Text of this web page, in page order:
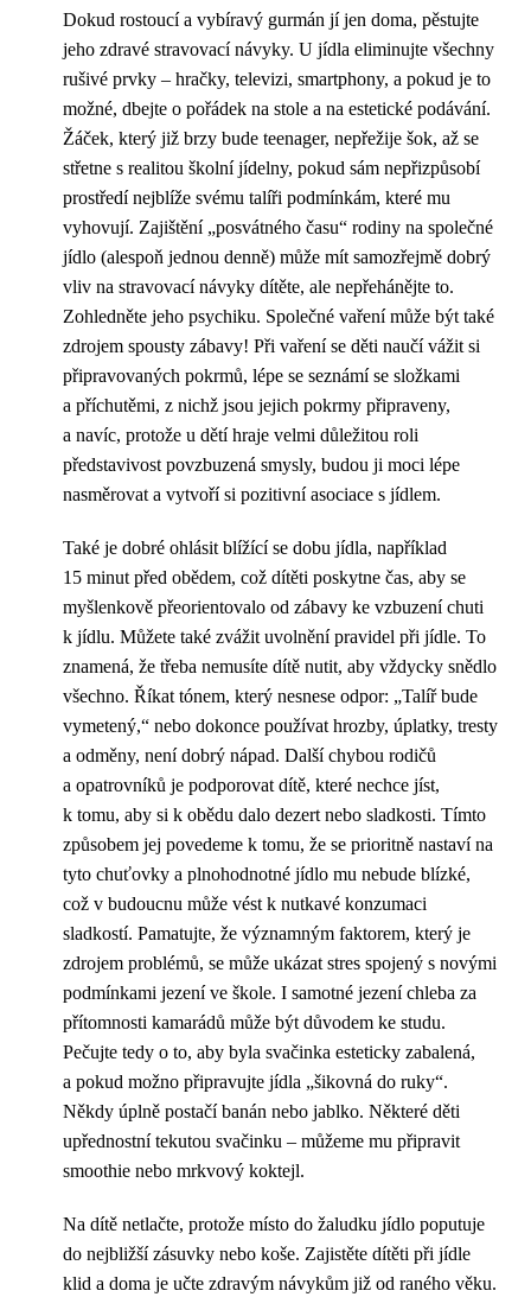
Dokud rostoucí a vybíravý gurmán jí jen doma, pěstujte
jeho zdravé stravovací návyky. U jídla eliminujte všechny
rušivé prvky – hračky, televizi, smartphony, a pokud je to
možné, dbejte o pořádek na stole a na estetické podávání.
Žáček, který již brzy bude teenager, nepřežije šok, až se
střetne s realitou školní jídelny, pokud sám nepřizpůsobí
prostředí nejblíže svému talíři podmínkám, které mu
vyhovují. Zajištění „posvátného času“ rodiny na společné
jídlo (alespoň jednou denně) může mít samozřejmě dobrý
vliv na stravovací návyky dítěte, ale nepřehánějte to.
Zohledněte jeho psychiku. Společné vaření může být také
zdrojem spousty zábavy! Při vaření se děti naučí vážit si
připravovaných pokrmů, lépe se seznámí se složkami
a příchutěmi, z nichž jsou jejich pokrmy připraveny,
a navíc, protože u dětí hraje velmi důležitou roli
představivost povzbuzená smysly, budou ji moci lépe
nasměrovat a vytvoří si pozitivní asociace s jídlem.
Také je dobré ohlásit blížící se dobu jídla, například
15 minut před obědem, což dítěti poskytne čas, aby se
myšlenkově přeorientovalo od zábavy ke vzbuzení chuti
k jídlu. Můžete také zvážit uvolnění pravidel při jídle. To
znamená, že třeba nemusíte dítě nutit, aby vždycky snědlo
všechno. Říkat tónem, který nesnese odpor: „Talíř bude
vymetený,“ nebo dokonce používat hrozby, úplatky, tresty
a odměny, není dobrý nápad. Další chybou rodičů
a opatrovníků je podporovat dítě, které nechce jíst,
k tomu, aby si k obědu dalo dezert nebo sladkosti. Tímto
způsobem jej povedeme k tomu, že se prioritně nastaví na
tyto chuťovky a plnohodnotné jídlo mu nebude blízké,
což v budoucnu může vést k nutkavé konzumaci
sladkostí. Pamatujte, že významným faktorem, který je
zdrojem problémů, se může ukázat stres spojený s novými
podmínkami jezení ve škole. I samotné jezení chleba za
přítomnosti kamarádů může být důvodem ke studu.
Pečujte tedy o to, aby byla svačinka esteticky zabalená,
a pokud možno připravujte jídla „šikovná do ruky“.
Někdy úplně postačí banán nebo jablko. Některé děti
upřednostní tekutou svačinku – můžeme mu připravit
smoothie nebo mrkvový koktejl.
Na dítě netlačte, protože místo do žaludku jídlo poputuje
do nejbližší zásuvky nebo koše. Zajistěte dítěti při jídle
klid a doma je učte zdravým návykům již od raného věku.